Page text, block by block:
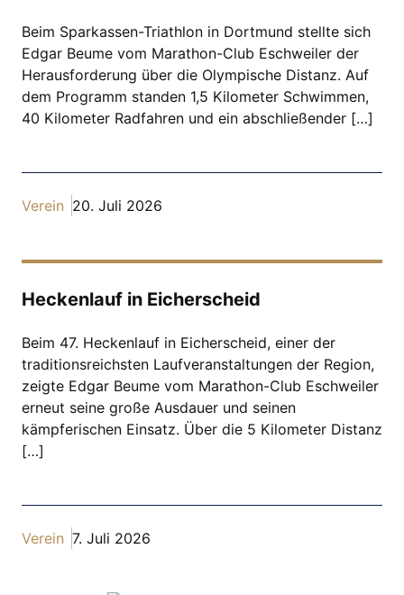
Beim Sparkassen-Triathlon in Dortmund stellte sich
Edgar Beume vom Marathon-Club Eschweiler der
Herausforderung über die Olympische Distanz. Auf
dem Programm standen 1,5 Kilometer Schwimmen,
40 Kilometer Radfahren und ein abschließender […]
Verein 20. Juli 2026
Heckenlauf in Eicherscheid
Beim 47. Heckenlauf in Eicherscheid, einer der
traditionsreichsten Laufveranstaltungen der Region,
zeigte Edgar Beume vom Marathon-Club Eschweiler
erneut seine große Ausdauer und seinen
kämpferischen Einsatz. Über die 5 Kilometer Distanz
[…]
Verein 7. Juli 2026